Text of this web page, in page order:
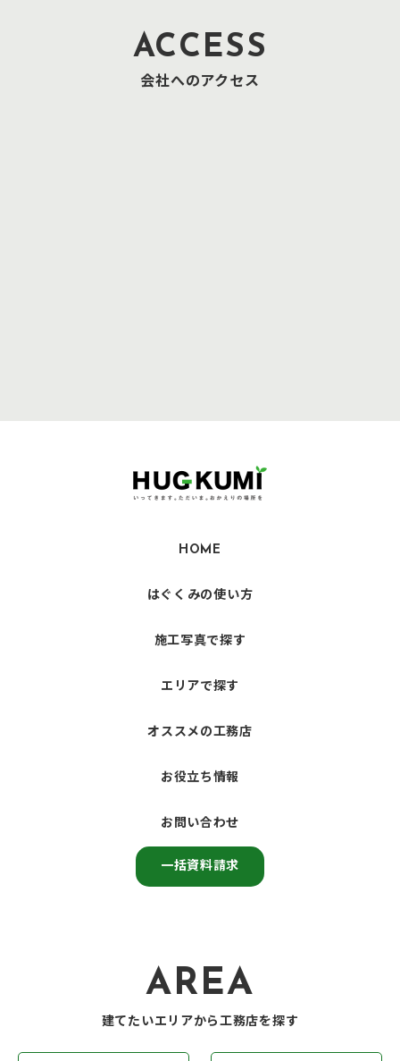
ACCESS
会社へのアクセス
HOME
はぐくみの使い方
施工写真で探す
エリアで探す
オススメの工務店
お役立ち情報
お問い合わせ
一括資料請求
AREA
建てたいエリアから工務店を探す